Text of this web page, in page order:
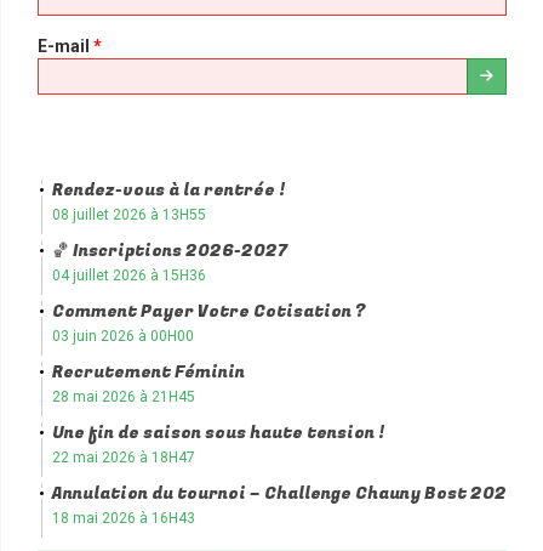
E-mail *
Rendez-vous à la rentrée !
08 juillet 2026 à 13H55
🏀 Inscriptions 2026-2027
04 juillet 2026 à 15H36
Comment Payer Votre Cotisation ?
03 juin 2026 à 00H00
Recrutement Féminin
28 mai 2026 à 21H45
Une fin de saison sous haute tension !
22 mai 2026 à 18H47
Annulation du tournoi – Challenge Chauny Bost 2026
18 mai 2026 à 16H43